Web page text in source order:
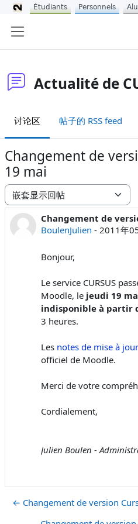
Actualité de
讨论区 帖子的 RSS feed
Changement de
19 mai
显示模式
Changement de
BoulenJulien - 2011年
回帖数：0
Bonjour,
Le service CURSUS
Moodle, le jeudi 19
indisponible à partir
3 heures.
Les notes de mise à jour
officiel de Moodle.
Merci de votre
Cordialement,
Julien Boulen -
← Changement de version
Étudiants Personnels